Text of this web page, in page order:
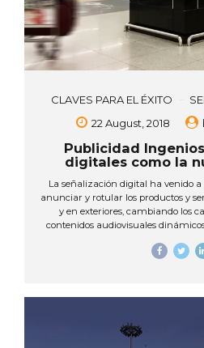
CLAVES PARA EL ÉXITO
22 August, 2018
Publicidad
digitales como la
La señalización digital ha venido
anunciar y rotular los productos y
y en exteriores, cambiando los
contenidos audiovisuales
de señalización digital existe uno